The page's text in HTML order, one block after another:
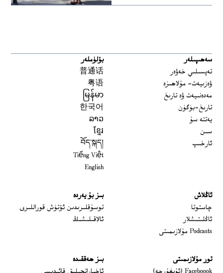
سەھىپىلەر
تەپسىلىي خەۋەر
ۋەزىيەت- مۇلاھىزە
مەدەنىيەت ۋە تارىخ
تارىخ-بۈگۈن
يەتتە سۇ
سىن
ئارخىپ
بۆلۈملەر
普通话
粤语
မြန်မာ
한국어
ລາວ
ខ្មែរ
བོད་སྐད།
Tiếng Việt
English
ئاڭلاش
چاستوتا
ئاڭلىتىشلار
Podcasts مۇلازىمىتى
بىز بۇ يەردە
توسۇقلىرىدىن ئۆتۈش قوراللىرى
ئالاقىلىشىڭ
تور مۇلازىمىتى
Opens in new window
بىز ھەققىدە